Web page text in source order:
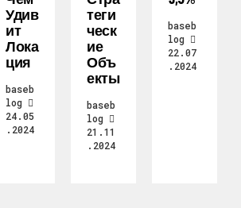
Удив
Ит
Лока
Ция
baseb
log
24.05
.2024
Теги
Ческ
Ие
Объ
Екты
baseb
log
21.11
.2024
baseb
log
22.07
.2024